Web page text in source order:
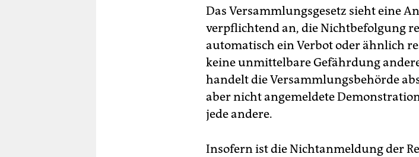
Das Versammlungsgesetz sieht eine
verpflichtend an, die Nichtbefolgung
automatisch ein Verbot oder ähnlich
keine unmittelbare Gefährdung
handelt die Versammlungsbehörde
aber nicht angemeldete
jede andere.
Insofern ist die Nichtanmeldung der